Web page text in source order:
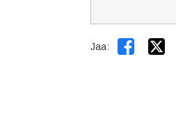
Jaa: 